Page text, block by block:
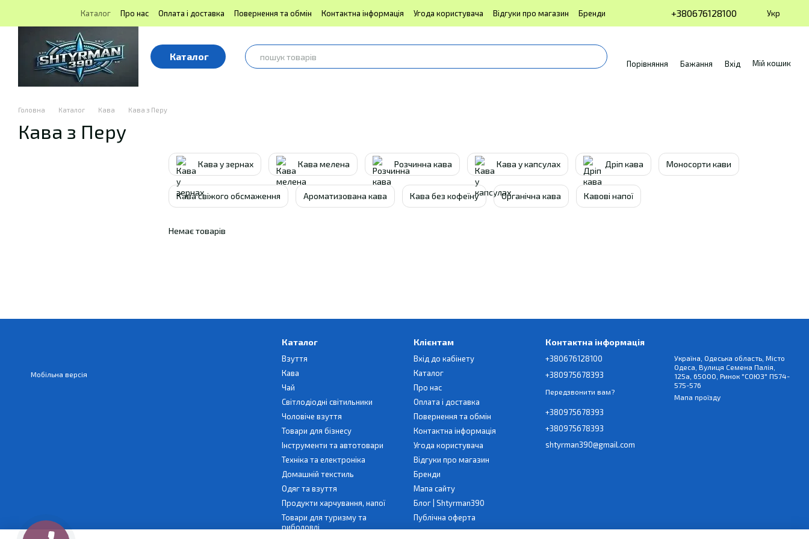
Перейти до основного контенту
Каталог Про нас Оплата і доставка Повернення та обмін Контактна інформація Угода користувача Відгуки про магазин
Бренди
Блог | Shtyrman390
Публічна оферта
+380676128100 Укр
Каталог
Порівняння Бажання Вхід Мій кошик
Головна Каталог Кава Кава з Перу
Кава з Перу
Кава у зернах Кава мелена Розчинна кава Кава у капсулах Дріп кава Моносорти кави
Кава свіжого обсмаження Ароматизована кава Кава без кофеїну Органічна кава Кавові напої
Немає товарів
Мобільна версія
Каталог
Взуття
Кава
Чай
Світлодіодні світильники
Чоловіче взуття
Товари для бізнесу
Інструменти та автотовари
Техніка та електроніка
Домашній текстиль
Одяг та взуття
Продукти харчування, напої
Товари для туризму та
риболовлі
Клієнтам
Вхід до кабінету
Каталог
Про нас
Оплата і доставка
Повернення та обмін
Контактна інформація
Угода користувача
Відгуки про магазин
Бренди
Мапа сайту
Блог | Shtyrman390
Публічна оферта
Контактна інформація
+380676128100
+380975678393
Передзвонити вам?
+380975678393
+380975678393
shtyrman390@gmail.com
Україна, Одеська область, Місто
Одеса, Вулиця Семена Палія,
125а, 65000, Ринок "СОЮЗ" П574-
575-576
Мапа проїзду